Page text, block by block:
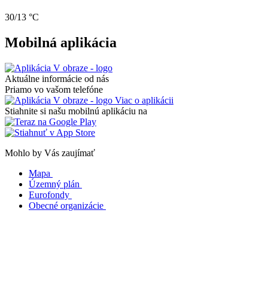
30/13 °C
Mobilná aplikácia
Aktuálne informácie od nás
Priamo vo vašom telefóne
Viac o aplikácii
Stiahnite si našu mobilnú aplikáciu na
Mohlo by Vás zaujímať
Mapa
Územný plán
Eurofondy
Obecné organizácie